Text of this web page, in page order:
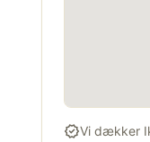
verifiedVi dækker